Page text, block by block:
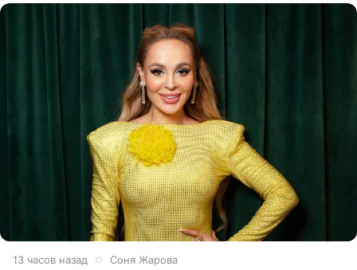
13 часов назад Соня Жарова